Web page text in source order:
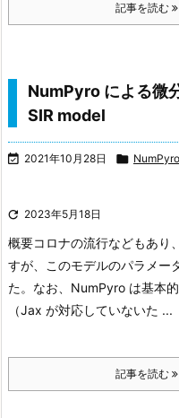
記事を読む
NumPyro による微
SIR model
 2021年10月28日  NumPyro
 2023年5月18日
概要コロナの流行などもあり
すが、このモデルのパラメー
た。なお、NumPyro は基本
（Jax が対応していないた ...
記事を読む